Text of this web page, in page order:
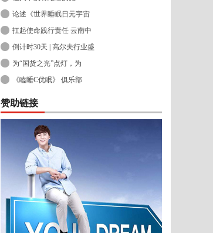
论述《世界睡眠日元宇宙
扛起使命践行责任 云南中
倒计时30天 | 高尔夫行业盛
为“国货之光”点灯，为
《瞌睡C优眠》 俱乐部
赞助链接